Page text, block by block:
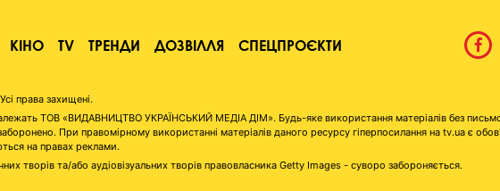
КІНО TV ТРЕНДИ ДОЗВІЛЛЯ СПЕЦПРОЄКТИ
права захищені.
належать ТОВ «ВИДАВНИЦТВО УКРАЇНСЬКИЙ МЕДІА ДІМ». Будь-яке використання матеріалів без
При правомірному використанні матеріалів даного ресурсу гіперпосилання на tv.ua є
на правах реклами.
творів та/або аудіовізуальних творів правовласника Getty Images - суворо забороняється.